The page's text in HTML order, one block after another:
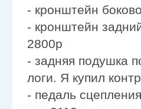
- кронштейн
- кронштейн
2800р
- задняя подушка
логи. Я купил
- педаль